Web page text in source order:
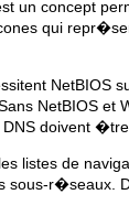
un concept
qui
NetBIOS
NetBIOS
DNS doivent
listes de
sous-